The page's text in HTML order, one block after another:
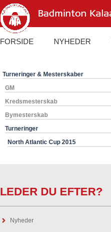
FORSIDE NYHEDER
Turneringer & Mesterskaber
GM
Kredsmesterskab
Bymesterskab
Turneringer
North Atlantic Cup 2015
LEDER DU EFTER?
Nyheder